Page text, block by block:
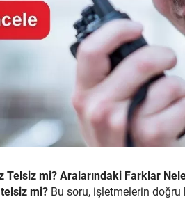
Telsiz mi? Aralarındaki Farklar
mi? Bu soru, işletmelerin doğru